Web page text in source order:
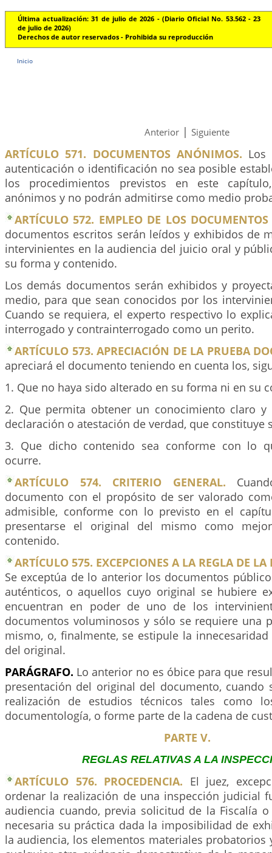
Última actualización: 31 de julio de 2026 - (Diario Oficial No. 53.562 - 23
de julio de 2026)
Derechos de autor reservados - Prohibida su reproducción
Inicio
Anterior | Siguiente
ARTÍCULO 571. DOCUMENTOS ANÓNIMOS. Los
autenticación o identificación no sea posible
los procedimientos previstos en este
anónimos y no podrán admitirse como medio
ARTÍCULO 572. EMPLEO DE LOS
documentos escritos serán leídos y exhibidos de
intervinientes en la audiencia del juicio oral y
su forma y contenido.
Los demás documentos serán exhibidos y
medio, para que sean conocidos por los
Cuando se requiera, el experto respectivo lo
interrogado y contrainterrogado como un perito.
ARTÍCULO 573. APRECIACIÓN DE LA PRUEBA
apreciará el documento teniendo en cuenta los,
1. Que no haya sido alterado en su forma ni en su
2. Que permita obtener un conocimiento claro y
declaración o atestación de verdad, que constituye
3. Que dicho contenido sea conforme con lo
ocurre.
ARTÍCULO 574. CRITERIO GENERAL.
documento con el propósito de ser valorado
admisible, conforme con lo previsto en el
presentarse el original del mismo como
contenido.
ARTÍCULO 575. EXCEPCIONES A LA REGLA DE LA
Se exceptúa de lo anterior los documentos
auténticos, o aquellos cuyo original se hubiere
encuentran en poder de uno de los
documentos voluminosos y sólo se requiere una
mismo, o, finalmente, se estipule la
del original.
PARÁGRAFO. Lo anterior no es óbice para que
presentación del original del documento, cuando
realización de estudios técnicos tales como
documentología, o forme parte de la cadena de
PARTE V.
REGLAS RELATIVAS A LA
ARTÍCULO 576. PROCEDENCIA. El juez,
ordenar la realización de una inspección judicial
audiencia cuando, previa solicitud de la Fiscalía
necesaria su práctica dada la imposibilidad de
la audiencia, los elementos materiales probatorios